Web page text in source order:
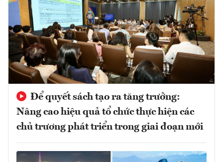
Để quyết sách tạo ra tăng trưởng:
Nâng cao hiệu quả tổ chức thực hiện các
chủ trương phát triển trong giai đoạn mới